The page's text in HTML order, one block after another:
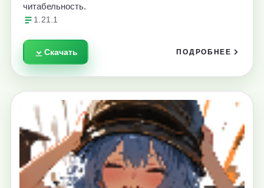
читабельность.
1.21.1
Скачать ПОДРОБНЕЕ